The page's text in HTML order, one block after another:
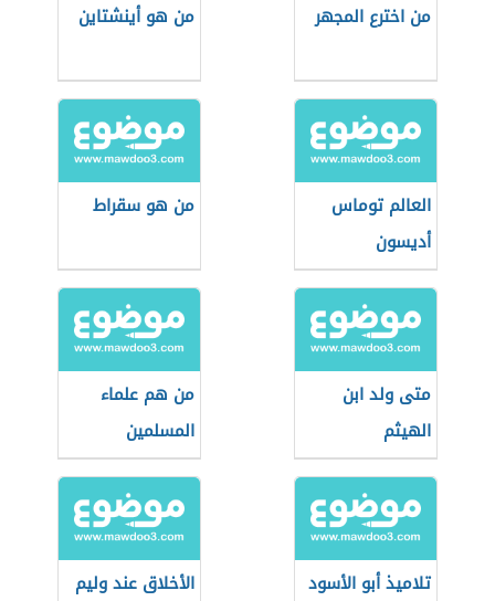
من اخترع المجهر من هو أينشتاين
العالم توماس
أديسون
من هو سقراط
متى ولد ابن
الهيثم
من هم علماء
المسلمين
تلاميذ أبو الأسود
الأخلاق عند وليم